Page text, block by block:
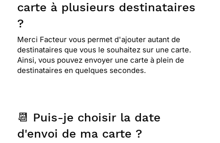
carte à plusieurs destinataires
?
Merci Facteur vous permet d'ajouter autant de
destinataires que vous le souhaitez sur une carte.
Ainsi, vous pouvez envoyer une carte à plein de
destinataires en quelques secondes.
📆 Puis-je choisir la date
d'envoi de ma carte ?